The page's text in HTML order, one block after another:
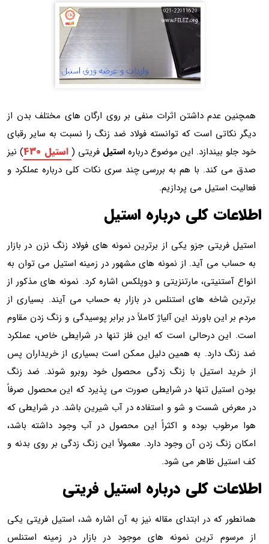
همچنین عدم داشتن اثرات منفی بر روی ارگان های مختلف بدن از
دیگر نکاتی است که توانسته فولاد ضد زنگ را نسبت به سایر رقبای
خود جلو بیندازد. این موضوع درباره استیل فریتی ( استیل 430
) نیز
صدق می کند. با هم به بررسی چند سری نکات کلی درباره عملکرد و
فعالیت استیل می پردازیم.
اطلاعات کلی درباره استیل
استیل فریتی جزو یکی از برترین نمونه های فولاد زنگ نزن در بازار
به حساب می آید. از نمونه های مشهور در زمینه استیل می توان به
انواع آستنیتی، مارتنزیتی و دوپلکس اشاره کرد. نمونه های مذکور از
برترین شاخه های استنلس در بازار به حساب می آیند. بسیاری از
مردم بر این باورند این آلیاژ کاملاً در برابر پوسیدگی و زنگ زدن مقاوم
است. این درحالی است که این فلز تنها در شرایطی خاص، عملکرد
ضد زنگ دارد. به همین دلیل ممکن است بسیاری از خریداران پس
از خرید استیل با زنگ زدگی محصول خود روبرو شوند. ضد زنگ
بودن استیل تنها در شرایطی صورت می پذیرد که این محصول صرفاً
در معرض شست و شو و استفاده در آب شیرین باشد. در شرایطی که
هوا مرطوب بوده و اکثراً این محصول در آب وجود داشته باشد،
امکان زنگ زدن آن وجود دارد. معمولاً این زنگ زدگی بر روی بدنه و
کف استیل ظاهر می شود.
اطلاعات کلی درباره استیل فریتی
همانطور که در ابتدای مقاله نیز به آن اشاره شد، استیل فریتی یکی
از مرسوم ترین نمونه های موجود در بازار در زمینه استنلس